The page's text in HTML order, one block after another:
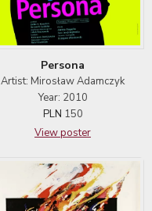
Persona
Artist: Mirosław Adamczyk
Year: 2010
PLN 150
View poster